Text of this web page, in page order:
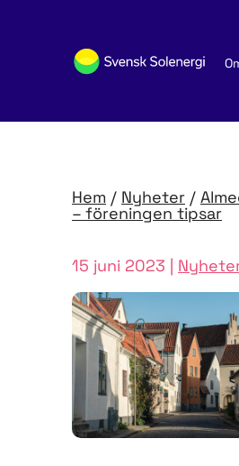
Hem / Nyheter /
– föreningen tipsar
15 juni 2023 |